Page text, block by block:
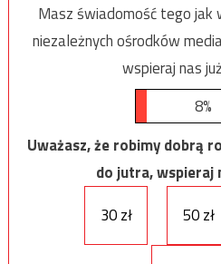
Masz świadomość tego
niezależnych ośrodków
wspieraj nas
8%
Uważasz, że robimy dobrą
do jutra, wspieraj
30 zł
50 zł